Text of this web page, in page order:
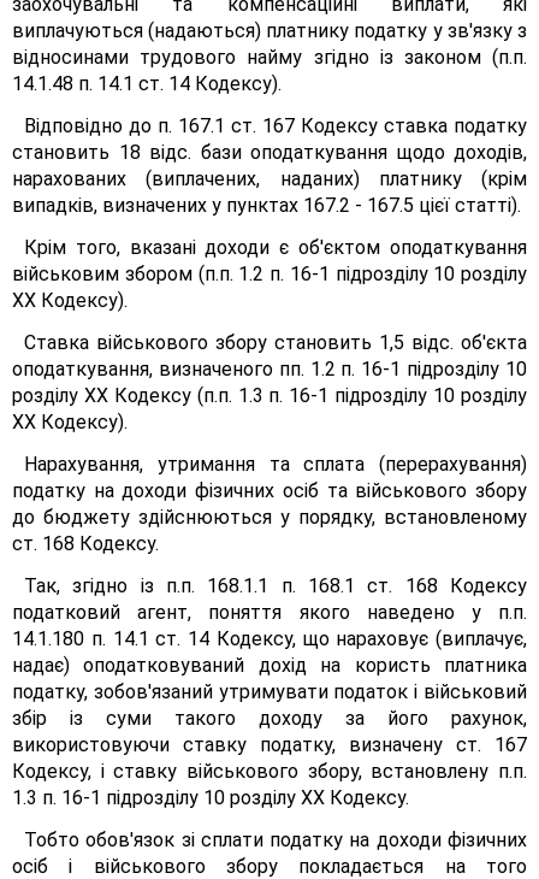
виплачуються (надаються) платнику податку у зв'язку з
відносинами трудового найму згідно із законом (п.п.
14.1.48 п. 14.1 ст. 14 Кодексу).
Відповідно до п. 167.1 ст. 167 Кодексу ставка податку
становить 18 відс. бази оподаткування щодо доходів,
нарахованих (виплачених, наданих) платнику (крім
випадків, визначених у пунктах 167.2 - 167.5 цієї статті).
Крім того, вказані доходи є об'єктом оподаткування
військовим збором (п.п. 1.2 п. 16-1 підрозділу 10 розділу
XX Кодексу).
Ставка військового збору становить 1,5 відс. об'єкта
оподаткування, визначеного пп. 1.2 п. 16-1 підрозділу 10
розділу XX Кодексу (п.п. 1.3 п. 16-1 підрозділу 10 розділу
XX Кодексу).
Нарахування, утримання та сплата (перерахування)
податку на доходи фізичних осіб та військового збору
до бюджету здійснюються у порядку, встановленому
ст. 168 Кодексу.
Так, згідно із п.п. 168.1.1 п. 168.1 ст. 168 Кодексу
податковий агент, поняття якого наведено у п.п.
14.1.180 п. 14.1 ст. 14 Кодексу, що нараховує (виплачує,
надає) оподатковуваний дохід на користь платника
податку, зобов'язаний утримувати податок і військовий
збір із суми такого доходу за його рахунок,
використовуючи ставку податку, визначену ст. 167
Кодексу, і ставку військового збору, встановлену п.п.
1.3 п. 16-1 підрозділу 10 розділу XX Кодексу.
Тобто обов'язок зі сплати податку на доходи фізичних
осіб і військового збору покладається на того